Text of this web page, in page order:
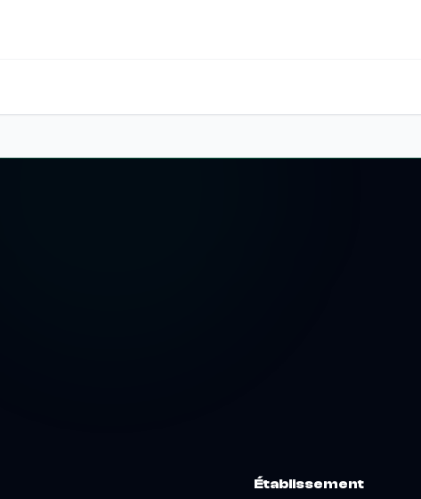
Établissement